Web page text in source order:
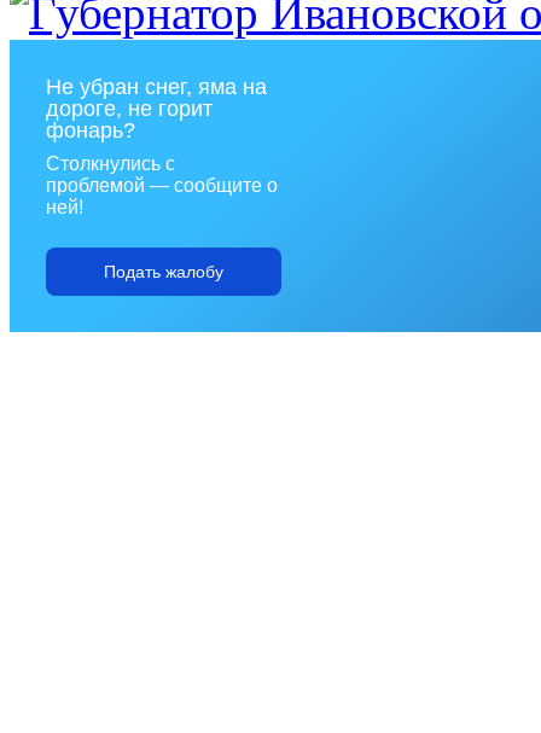
Не убран снег, яма на
дороге, не горит
фонарь?
Столкнулись с
проблемой — сообщите о
ней!
Подать жалобу